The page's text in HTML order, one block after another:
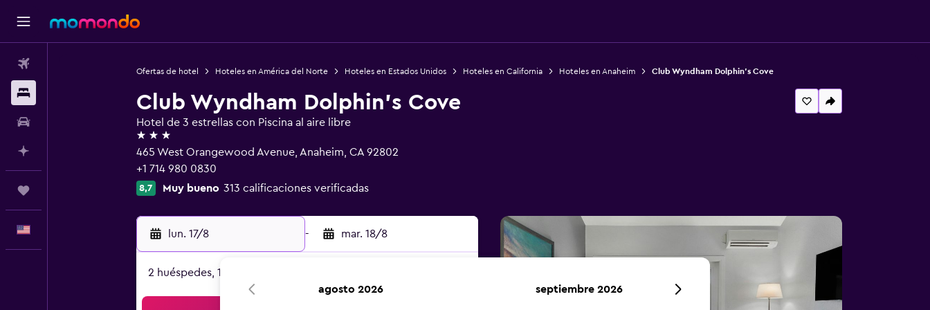
Ofertas de hotel Hoteles en América del Norte Hoteles en Estados Unidos Hoteles en California Hoteles en Anaheim Club Wyndham Dolphin's Cove
Club Wyndham Dolphin's Cove
Hotel de 3 estrellas con Piscina al aire libre
3 estrellas
465 West Orangewood Avenue, Anaheim, CA 92802
+1 714 980 0830
8,7 Muy bueno 313 calificaciones verificadas
lun. 17/8 - mar. 18/8
2 huéspedes, 1 habitación
agosto 2026 septiembre 2026